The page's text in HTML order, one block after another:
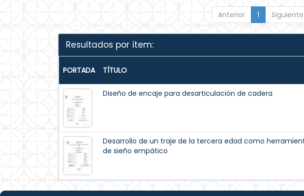
Anterior 1 Siguiente
Resultados por ítem:
PORTADA TÍTULO
Diseño de encaje para desarticulación de cadera
Desarrollo de un traje de la tercera edad como
de sieño empático